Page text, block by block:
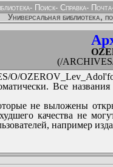
- Поиск- Справка- Почта
Универсальная библиотека,
(/
O/
Все
не выложены
качества не
например